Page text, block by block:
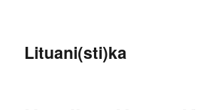
Lituani(sti)ka